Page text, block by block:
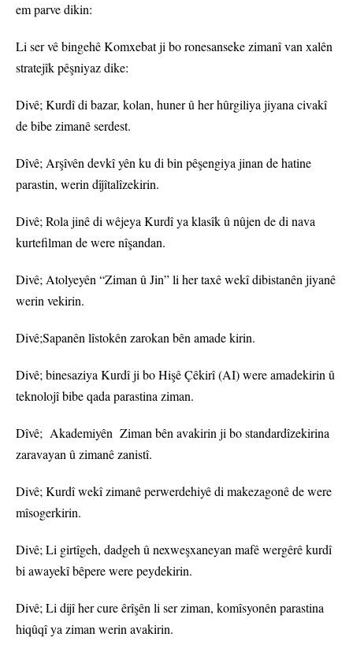
em parve dikin:
Li ser vê bingehê Komxebat ji bo ronesanseke zimanî van xalên
stratejîk pêşniyaz dike:
Divê; Kurdî di bazar, kolan, huner û her hûrgiliya jiyana civakî
de bibe zimanê serdest.
Dîvê; Arşîvên devkî yên ku di bin pêşengiya jinan de hatine
parastin, werin dîjîtalîzekirin.
Divê; Rola jinê di wêjeya Kurdî ya klasîk û nûjen de di nava
kurtefilman de were nîşandan.
Divê; Atolyeyên “Ziman û Jin” li her taxê wekî dibistanên jiyanê
werin vekirin.
Divê;Sapanên lîstokên zarokan bên amade kirin.
Divê; binesaziya Kurdî ji bo Hişê Çêkirî (AI) were amadekirin û
teknolojî bibe qada parastina ziman.
Dîvê; Akademiyên Ziman bên avakirin ji bo standardîzekirina
zaravayan û zimanê zanistî.
Divê; Kurdî wekî zimanê perwerdehiyê di makezagonê de were
mîsogerkirin.
Divê; Li girtîgeh, dadgeh û nexweşxaneyan mafê wergêrê kurdî
bi awayekî bêpere were peydekirin.
Divê; Li dijî her cure êrîşên li ser ziman, komîsyonên parastina
hiqûqî ya ziman werin avakirin.